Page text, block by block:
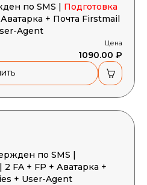
по SMS | Подготовка
+ Почта Firstmail
Agent
Цена
1090.00 ₽
по SMS |
| 2 FA + FP + Аватарка +
+ User-Agent